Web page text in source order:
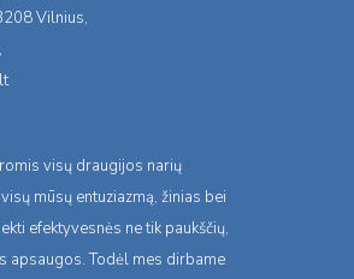
Vilnius,
visų draugijos narių
mūsų entuziazmą, žinias bei
efektyvesnės ne tik paukščių,
apsaugos. Todėl mes dirbame